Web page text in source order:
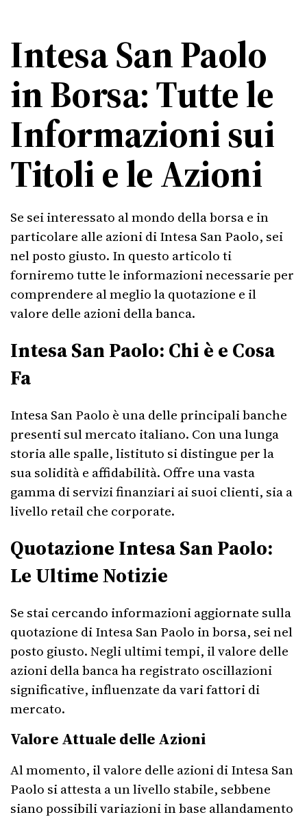
Intesa San Paolo
in Borsa: Tutte le
Informazioni sui
Titoli e le Azioni
Se sei interessato al mondo della borsa e in
particolare alle azioni di Intesa San Paolo, sei
nel posto giusto. In questo articolo ti
forniremo tutte le informazioni necessarie per
comprendere al meglio la quotazione e il
valore delle azioni della banca.
Intesa San Paolo: Chi è e Cosa
Fa
Intesa San Paolo è una delle principali banche
presenti sul mercato italiano. Con una lunga
storia alle spalle, listituto si distingue per la
sua solidità e affidabilità. Offre una vasta
gamma di servizi finanziari ai suoi clienti, sia a
livello retail che corporate.
Quotazione Intesa San Paolo:
Le Ultime Notizie
Se stai cercando informazioni aggiornate sulla
quotazione di Intesa San Paolo in borsa, sei nel
posto giusto. Negli ultimi tempi, il valore delle
azioni della banca ha registrato oscillazioni
significative, influenzate da vari fattori di
mercato.
Valore Attuale delle Azioni
Al momento, il valore delle azioni di Intesa San
Paolo si attesta a un livello stabile, sebbene
siano possibili variazioni in base allandamento